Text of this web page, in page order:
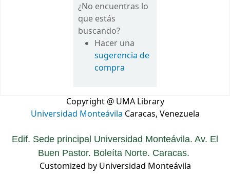
¿No encuentras lo
que estás
buscando?
Hacer una
sugerencia de
compra
Copyright @ UMA Library
Universidad Monteávila Caracas, Venezuela
Edif. Sede principal Universidad Monteávila. Av. El
Buen Pastor. Boleíta Norte. Caracas.
Customized by Universidad Monteávila